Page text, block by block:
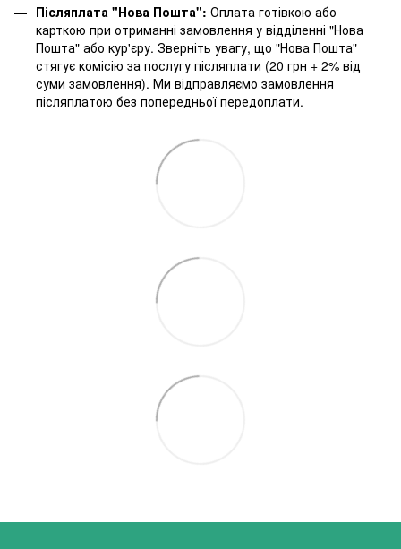
Післяплата "Нова Пошта": Оплата готівкою або
карткою при отриманні замовлення у відділенні "Нова
Пошта" або кур'єру. Зверніть увагу, що "Нова Пошта"
стягує комісію за послугу післяплати (20 грн + 2% від
суми замовлення). Ми відправляємо замовлення
післяплатою без попередньої передоплати.